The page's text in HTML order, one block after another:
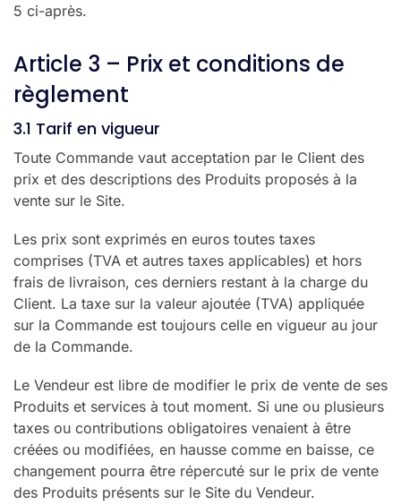
5 ci-après.
Article 3 – Prix et conditions de
règlement
3.1 Tarif en vigueur
Toute Commande vaut acceptation par le Client des
prix et des descriptions des Produits proposés à la
vente sur le Site.
Les prix sont exprimés en euros toutes taxes
comprises (TVA et autres taxes applicables) et hors
frais de livraison, ces derniers restant à la charge du
Client. La taxe sur la valeur ajoutée (TVA) appliquée
sur la Commande est toujours celle en vigueur au jour
de la Commande.
Le Vendeur est libre de modifier le prix de vente de ses
Produits et services à tout moment. Si une ou plusieurs
taxes ou contributions obligatoires venaient à être
créées ou modifiées, en hausse comme en baisse, ce
changement pourra être répercuté sur le prix de vente
des Produits présents sur le Site du Vendeur.